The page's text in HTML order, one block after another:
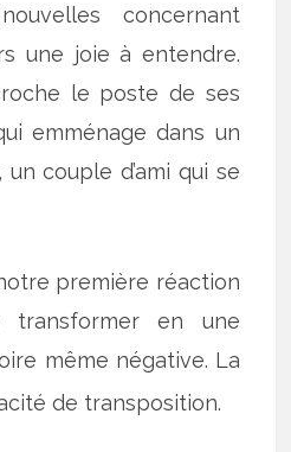
concernant
une joie à entendre.
le poste de ses
emménage dans un
un couple d’ami qui se
première réaction
transformer en une
même négative. La
de transposition.